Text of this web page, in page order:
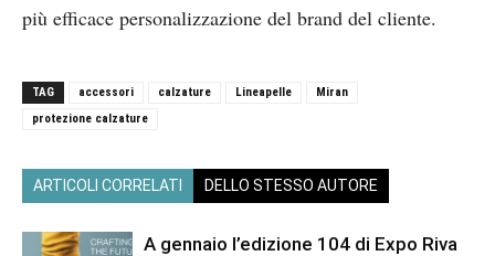
più efficace personalizzazione del brand del cliente.
TAG accessori calzature Lineapelle
Miran
protezione calzature
ARTICOLI CORRELATI DELLO STESSO AUTORE
A gennaio l’edizione 104 di Expo Riva